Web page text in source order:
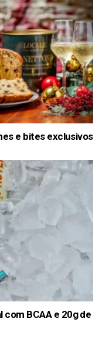
e bites exclusivos
com BCAA e 20g de